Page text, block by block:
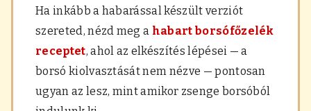
Ha inkább a habarással készült verziót
szereted, nézd meg a habart borsófőzelék
receptet, ahol az elkészítés lépései — a
borsó kiolvasztását nem nézve — pontosan
ugyan az lesz, mint amikor zsenge borsóból